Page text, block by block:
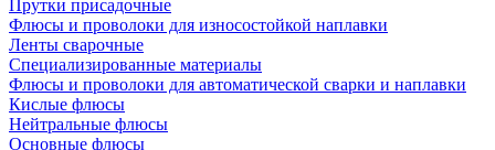
Прутки присадочные
Флюсы и проволоки для износостойкой наплавки
Ленты сварочные
Специализированные материалы
Флюсы и проволоки для автоматической сварки и наплавки
Кислые флюсы
Нейтральные флюсы
Основные флюсы